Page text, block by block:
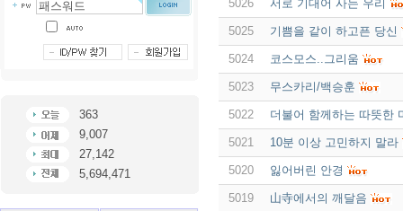
363
9,007
27,142
5,694,471
5026
서로 기대어 사는 우리
5025 기쁨을 같이 하고픈 당신
5024 코스모스..그리움
5023 무스카리/백승훈
5022 더불어 함께하는 따뜻한
5021 10분 이상 고민하지 말라
5020 잃어버린 안경
5019 山寺에서의 깨달음